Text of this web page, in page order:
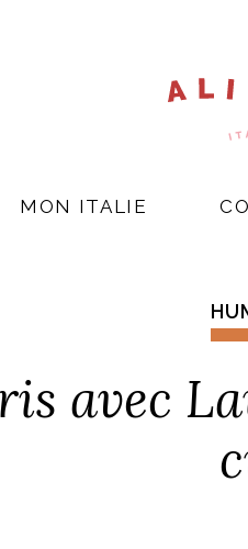
MON ITALIE
avec